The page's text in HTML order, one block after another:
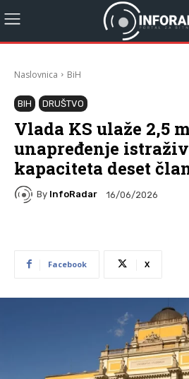
Naslovnica BiH
BIH DRUŠTVO
Vlada KS ulaže 2,5
unapređenje
kapaciteta deset
By InfoRadar 16/06/2026
Facebook X